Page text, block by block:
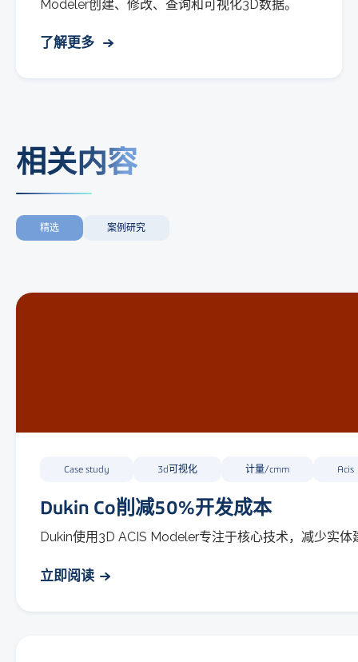
Modeler创建、修改、查询和可视化3D数据。
了解更多
相关内容
精选 案例研究
Case study 3d可视化 计量/cmm Acis
Dukin Co削减50%开发成本
Dukin使用3D ACIS Modeler专注于核心技术，减少实
立即阅读